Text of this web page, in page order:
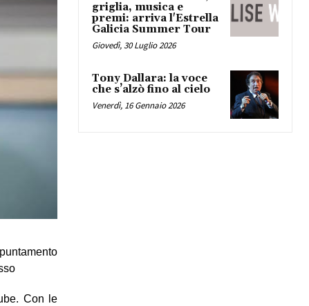
Con le
griglia, musica e
premi: arriva l'Estrella
Galicia Summer Tour
Giovedì, 30 Luglio 2026
Tony Dallara: la voce
che s’alzò fino al cielo
Venerdì, 16 Gennaio 2026